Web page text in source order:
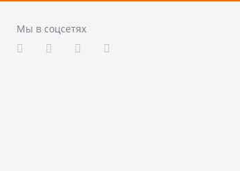
Мы в соцсетях